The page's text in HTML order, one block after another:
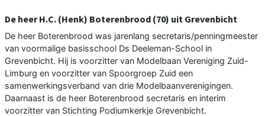
De heer H.C. (Henk) Boterenbrood (70) uit Grevenbicht
De heer Boterenbrood was jarenlang secretaris/penningmeester
van voormalige basisschool Ds Deeleman-School in
Grevenbicht. Hij is voorzitter van Modelbaan Vereniging Zuid-
Limburg en voorzitter van Spoorgroep Zuid een
samenwerkingsverband van drie Modelbaanverenigingen.
Daarnaast is de heer Boterenbrood secretaris en interim
voorzitter van Stichting Podiumkerkje Grevenbicht.